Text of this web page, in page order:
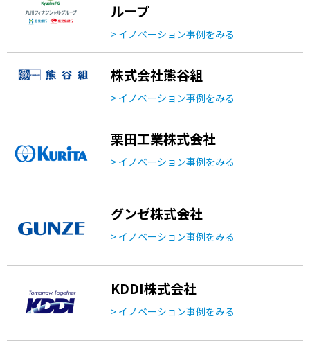
ループ
> イノベーション事例をみる
株式会社熊谷組
> イノベーション事例をみる
栗田工業株式会社
> イノベーション事例をみる
グンゼ株式会社
> イノベーション事例をみる
KDDI株式会社
> イノベーション事例をみる